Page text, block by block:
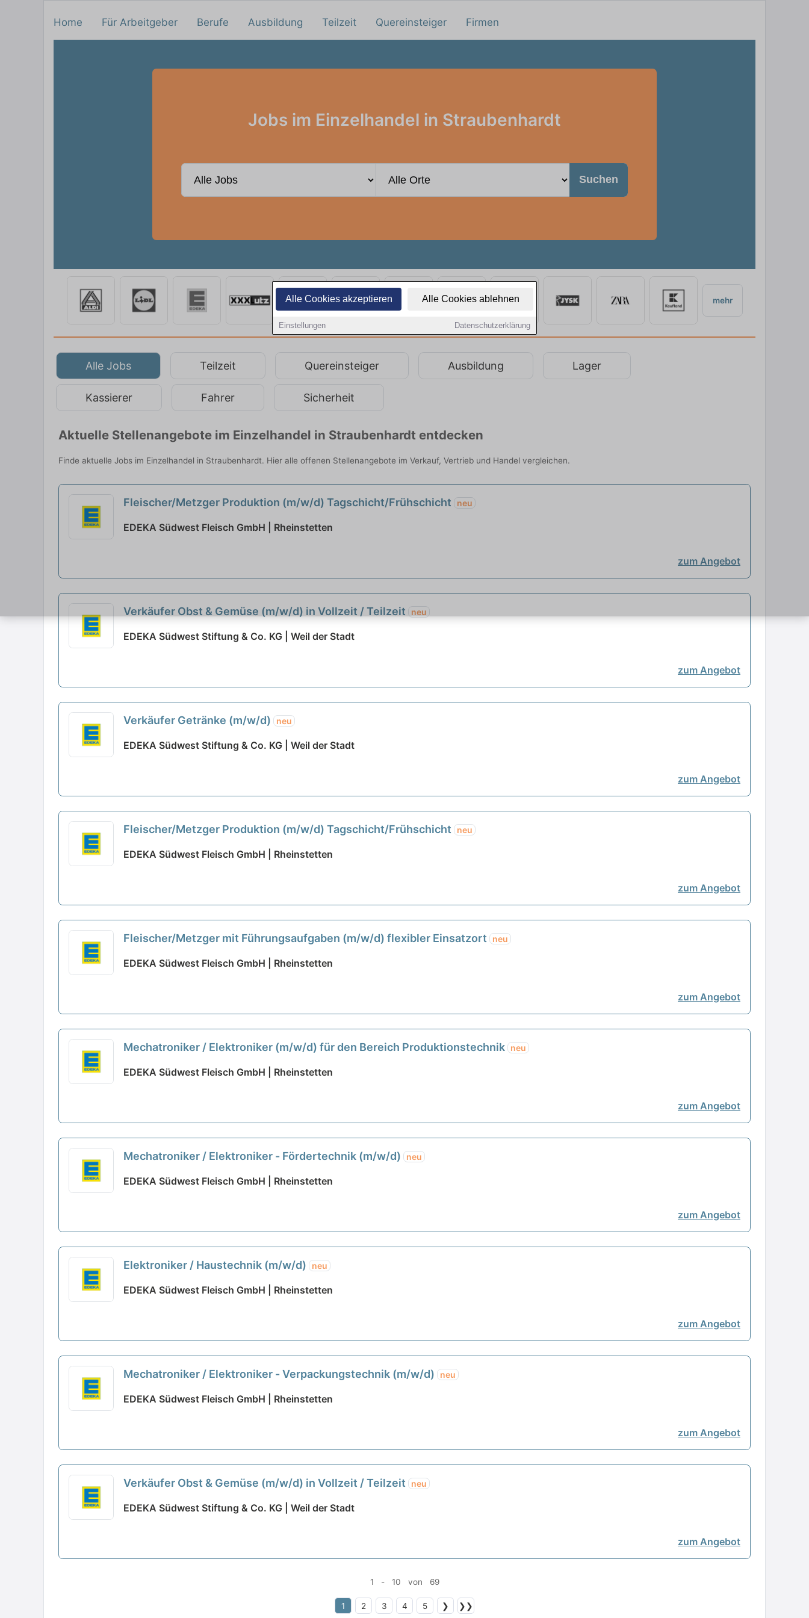
Alle Cookies akzeptieren Alle Cookies ablehnen
Einstellungen Datenschutzerklärung
Home Für Arbeitgeber Berufe Ausbildung Teilzeit Quereinsteiger Firmen
Jobs im Einzelhandel in Straubenhardt
Suchen
mehr
Alle Jobs Teilzeit Quereinsteiger Ausbildung Lager
Kassierer Fahrer Sicherheit
Aktuelle Stellenangebote im Einzelhandel in Straubenhardt entdecken
Finde aktuelle Jobs im Einzelhandel in Straubenhardt. Hier alle offenen Stellenangebote im Verkauf, Vertrieb und Handel vergleichen.
Fleischer/Metzger Produktion (m/w/d) Tagschicht/Frühschicht neu
EDEKA Südwest Fleisch GmbH | Rheinstetten
zum Angebot
Verkäufer Obst & Gemüse (m/w/d) in Vollzeit / Teilzeit neu
EDEKA Südwest Stiftung & Co. KG | Weil der Stadt
zum Angebot
Verkäufer Getränke (m/w/d) neu
EDEKA Südwest Stiftung & Co. KG | Weil der Stadt
zum Angebot
Fleischer/Metzger Produktion (m/w/d) Tagschicht/Frühschicht neu
EDEKA Südwest Fleisch GmbH | Rheinstetten
zum Angebot
Fleischer/Metzger mit Führungsaufgaben (m/w/d) flexibler Einsatzort neu
EDEKA Südwest Fleisch GmbH | Rheinstetten
zum Angebot
Mechatroniker / Elektroniker (m/w/d) für den Bereich Produktionstechnik neu
EDEKA Südwest Fleisch GmbH | Rheinstetten
zum Angebot
Mechatroniker / Elektroniker - Fördertechnik (m/w/d) neu
EDEKA Südwest Fleisch GmbH | Rheinstetten
zum Angebot
Elektroniker / Haustechnik (m/w/d) neu
EDEKA Südwest Fleisch GmbH | Rheinstetten
zum Angebot
Mechatroniker / Elektroniker - Verpackungstechnik (m/w/d) neu
EDEKA Südwest Fleisch GmbH | Rheinstetten
zum Angebot
Verkäufer Obst & Gemüse (m/w/d) in Vollzeit / Teilzeit neu
EDEKA Südwest Stiftung & Co. KG | Weil der Stadt
zum Angebot
1 - 10 von 69
1 2 3 4 5 ❯ ❯❯